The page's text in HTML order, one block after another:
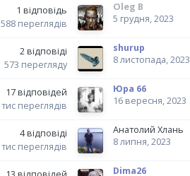
1 відповідь
588 переглядів
Oleg B
5 грудня, 2023
2відповіді
573 перегляду
shurup
8 листопада, 2023
17відповідей
переглядів
Юра 66
16 вересня, 2023
4відповіді
переглядів
Анатолий Хлань
8 липня, 2023
Dima26